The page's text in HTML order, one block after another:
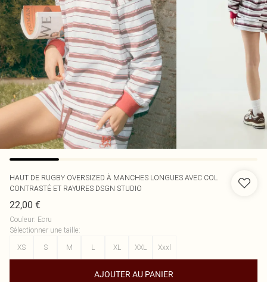
HAUT DE RUGBY OVERSIZED À MANCHES LONGUES AVEC COL
CONTRASTÉ ET RAYURES DSGN STUDIO
22,00 €
Couleur: Ecru
Sélectionner une taille:
XS
S M L XL XXL Xxxl
AJOUTER AU PANIER